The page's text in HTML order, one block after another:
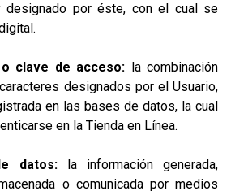
designado por éste, con el cual se
clave de acceso: la combinación
designados por el Usuario,
en las bases de datos, la cual
en la Tienda en Línea.
datos:la información generada,
o comunicada por medios